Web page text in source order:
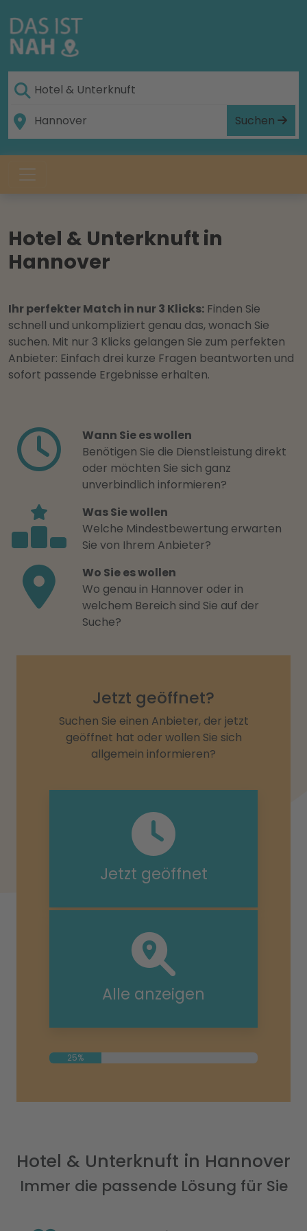
Suchen
Hotel & Unterknuft in
Hannover
Ihr perfekter Match in nur 3 Klicks: Finden Sie
schnell und unkompliziert genau das, wonach Sie
suchen. Mit nur 3 Klicks gelangen Sie zum perfekten
Anbieter: Einfach drei kurze Fragen beantworten und
sofort passende Ergebnisse erhalten.
Wann Sie es wollen
Benötigen Sie die Dienstleistung direkt
oder möchten Sie sich ganz
unverbindlich informieren?
Was Sie wollen
Welche Mindestbewertung erwarten
Sie von Ihrem Anbieter?
Wo Sie es wollen
Wo genau in Hannover oder in
welchem Bereich sind Sie auf der
Suche?
Jetzt geöffnet?
Suchen Sie einen Anbieter, der jetzt
geöffnet hat oder wollen Sie sich
allgemein informieren?
Jetzt geöffnet
Alle anzeigen
25%
Hotel & Unterknuft in Hannover
Immer die passende Lösung für Sie